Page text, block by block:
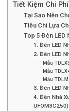
Tiết Kiệm Chi Phí
Tại Sao Nên
Tiêu Chí Lựa
Top 5 Đèn LED
1. Đèn LED
2. Đèn LED
Mẫu
Mẫu
Mẫu
3. Đèn LED
4. Đèn Nhà
UFOM3C250)